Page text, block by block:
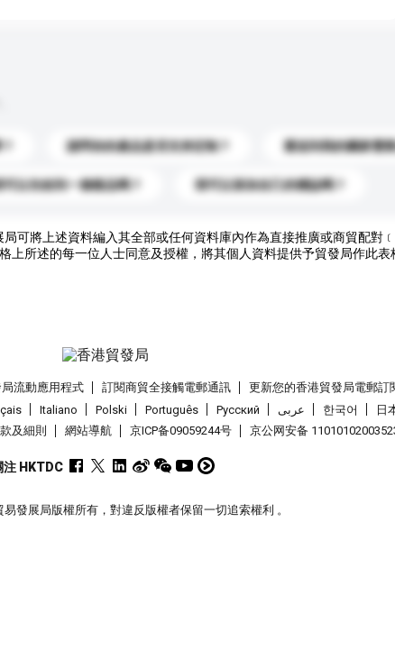
請問你的產品是否支持定制？ 運送到我的國家需
可以先收到一個樣品嗎？ 我可以添加自己的標誌嗎？
局可將上述資料編入其全部或任何資料庫內作為直接推廣或商貿配對
上所述的每一位人士同意及授權，將其個人資料提供予貿發局作此表
流動應用程式 訂閱商貿全接觸電郵通訊 更新您的香港貿發局電郵訂
Italiano Polski Português Pусский عربى 한국어
日
及細則 網站導航 京ICP备09059244号 京公网安备
注 HKTDC
易發展局版權所有，對違反版權者保留一切追索權利 。